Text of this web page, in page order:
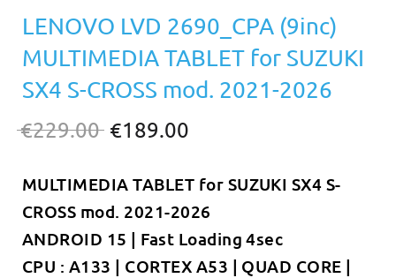
LENOVO LVD 2690_CPA (9inc)
MULTIMEDIA TABLET for SUZUKI
SΧ4 S-CROSS mod. 2021-2026
€229.00 Original
was:
€229.00.
€189.00
τιμή
είναι:
€189.00.
MULTIMEDIA TABLET for SUZUKI SΧ4 S-
CROSS mod. 2021-2026
ANDROID 15 | Fast Loading 4sec
CPU : A133 | CORTEX A53 | QUAD CORE |